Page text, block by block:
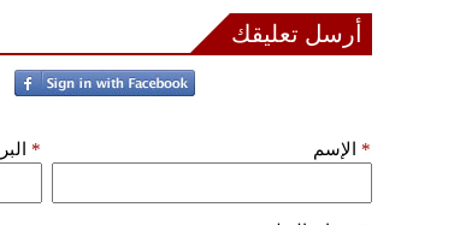
أرسل تعليقك
الإسم *
*